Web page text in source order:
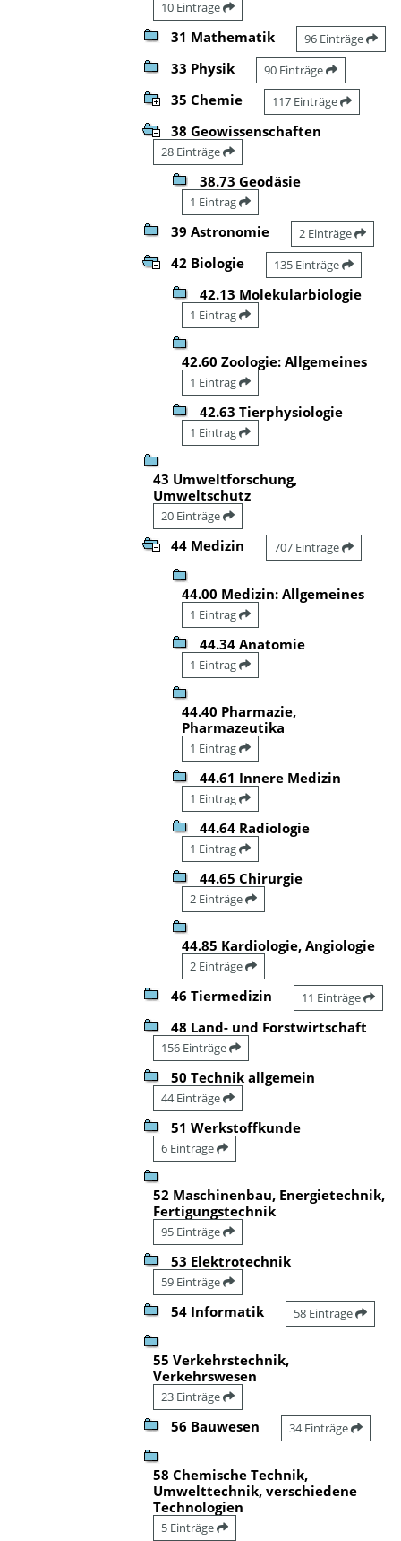
10 Einträge
31 Mathematik 96 Einträge
33 Physik 90 Einträge
35 Chemie 117 Einträge
38 Geowissenschaften
28 Einträge
38.73 Geodäsie
1 Eintrag
39 Astronomie 2 Einträge
42 Biologie 135 Einträge
42.13 Molekularbiologie
1 Eintrag
42.60 Zoologie: Allgemeines
1 Eintrag
42.63 Tierphysiologie
1 Eintrag
43 Umweltforschung,
Umweltschutz
20 Einträge
44 Medizin 707 Einträge
44.00 Medizin: Allgemeines
1 Eintrag
44.34 Anatomie
1 Eintrag
44.40 Pharmazie,
Pharmazeutika
1 Eintrag
44.61 Innere Medizin
1 Eintrag
44.64 Radiologie
1 Eintrag
44.65 Chirurgie
2 Einträge
44.85 Kardiologie, Angiologie
2 Einträge
46 Tiermedizin 11 Einträge
48 Land- und Forstwirtschaft
156 Einträge
50 Technik allgemein
44 Einträge
51 Werkstoffkunde
6 Einträge
52 Maschinenbau, Energietechnik,
Fertigungstechnik
95 Einträge
53 Elektrotechnik
59 Einträge
54 Informatik 58 Einträge
55 Verkehrstechnik,
Verkehrswesen
23 Einträge
56 Bauwesen 34 Einträge
58 Chemische Technik,
Umwelttechnik, verschiedene
Technologien
5 Einträge